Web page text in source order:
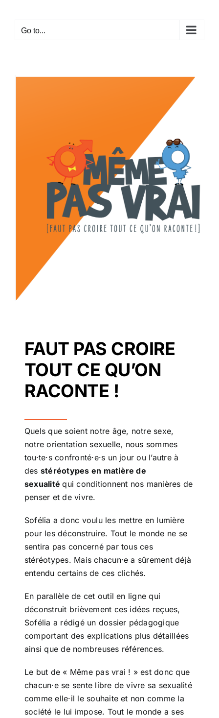
contentGo to...
FAUT PAS CROIRE
TOUT CE QU’ON
RACONTE !
Quels que soient notre âge, notre sexe,
notre orientation sexuelle, nous sommes
tou·te·s confronté·e·s un jour ou l’autre à
des stéréotypes en matière de
sexualitéqui conditionnent nos manières de
penser et de vivre.
Sofélia a donc voulu les mettre en lumière
pour les déconstruire. Tout le monde ne se
sentira pas concerné par tous ces
stéréotypes. Mais chacun·e a sûrement déjà
entendu certains de ces clichés.
En parallèle de cet outil en ligne qui
déconstruit brièvement ces idées reçues,
Sofélia a rédigé un dossier pédagogique
comportant des explications plus détaillées
ainsi que de nombreuses références.
Le but de « Même pas vrai ! » est donc que
chacun·e se sente libre de vivre sa sexualité
comme elle·il le souhaite et non comme la
société le lui impose. Tout le monde a ses